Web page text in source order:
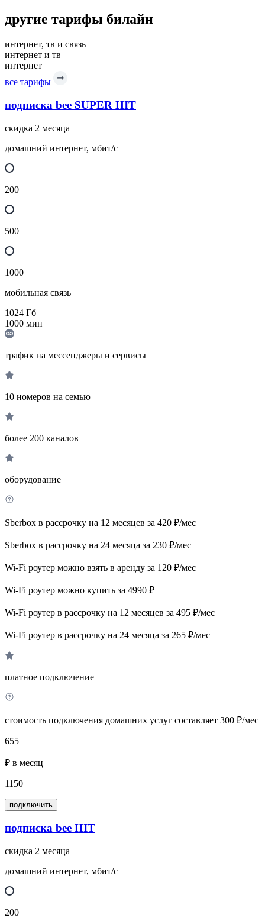
другие тарифы билайн
интернет, тв и связь
интернет и тв
интернет
все тарифы
подписка bee SUPER HIT
скидка 2 месяца
домашний интернет, мбит/с
200
500
1000
мобильная связь
1024 Гб
1000 мин
трафик на мессенджеры и сервисы
10 номеров на семью
более 200 каналов
оборудование
Sberbox в рассрочку на 12 месяцев за 420 ₽/мес
Sberbox в рассрочку на 24 месяца за 230 ₽/мес
Wi-Fi роутер можно взять в аренду за 120 ₽/мес
Wi-Fi роутер можно купить за 4990 ₽
Wi-Fi роутер в рассрочку на 12 месяцев за 495 ₽/мес
Wi-Fi роутер в рассрочку на 24 месяца за 265 ₽/мес
платное подключение
стоимость подключения домашних услуг составляет 300 ₽/мес
655
₽ в месяц
1150
подключить
подписка bee HIT
скидка 2 месяца
домашний интернет, мбит/с
200